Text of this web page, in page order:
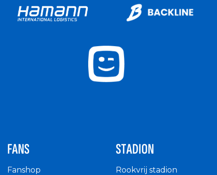
FANS
Fanshop
STADION
Rookvrij stadion